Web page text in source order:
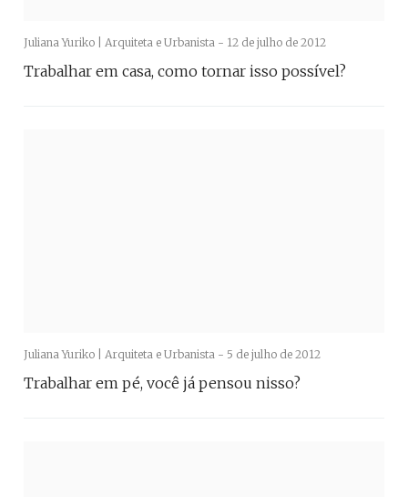
Juliana Yuriko | Arquiteta e Urbanista - 12 de julho de 2012
Trabalhar em casa, como tornar isso possível?
Juliana Yuriko | Arquiteta e Urbanista - 5 de julho de 2012
Trabalhar em pé, você já pensou nisso?